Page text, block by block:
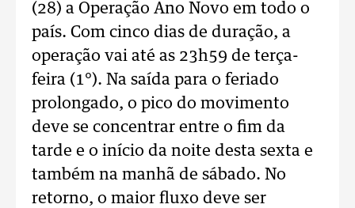
(28) a Operação Ano Novo em todo o
país. Com cinco dias de duração, a
operação vai até as 23h59 de terça-
feira (1°). Na saída para o feriado
prolongado, o pico do movimento
deve se concentrar entre o fim da
tarde e o início da noite desta sexta e
também na manhã de sábado. No
retorno, o maior fluxo deve ser